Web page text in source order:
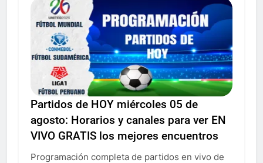
Partidos de HOY miércoles 05 de
agosto: Horarios y canales para ver EN
VIVO GRATIS los mejores encuentros
Programación completa de partidos en vivo de